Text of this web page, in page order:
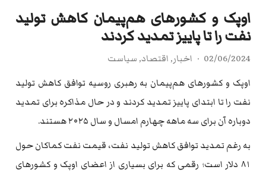
اوپک و کشورهای هم‌پیمان کاهش تولید
نفت را تا پاییز تمدید کردند
02/06/2024 اخبار, اقتصاد, سیاست
اوپک و کشورهای هم‌پیمان به رهبری روسیه توافق کاهش تولید
نفت را تا ابتدای پاییز تمدید کردند و در حال مذاکره برای تمدید
دوباره آن برای سه ماهه چهارم امسال و سال ۲۰۲۵ هستند.
به رغم تمدید توافق کاهش تولید نفت، قیمت نفت کماکان حول
۸۱ دلار است؛ رقمی که برای بسیاری از اعضای اوپک و کشورهای